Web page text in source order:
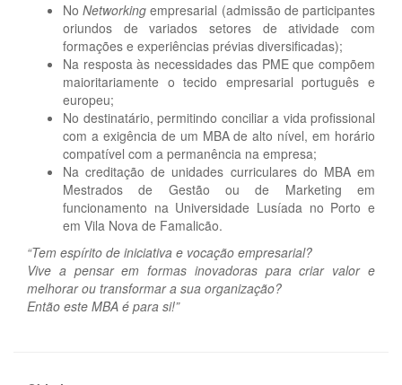
NoNetworking empresarial (admissão de participantes
oriundos de variados setores de atividade com
formações e experiências prévias diversificadas);
Na resposta às necessidades das PME que compõem
maioritariamente o tecido empresarial português e
europeu;
No destinatário, permitindo conciliar a vida profissional
com a exigência de um MBA de alto nível, em horário
compatível com a permanência na empresa;
Na creditação de unidades curriculares do MBA em
Mestrados de Gestão ou de Marketing em
funcionamento na Universidade Lusíada no Porto e
em Vila Nova de Famalicão.
“Tem espírito de iniciativa e vocação empresarial?
Vive a pensar em formas inovadoras para criar valor e
melhorar ou transformar a sua organização?
Então este MBA é para si!”